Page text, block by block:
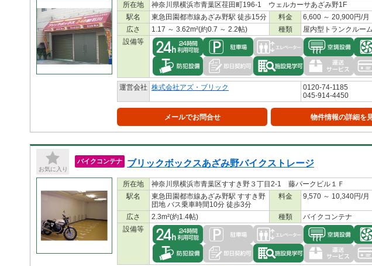
所在地
神奈川県横浜市青葉区荏田町196-1 ウェルカーサあざみ野1F
駅名
東急田園都市線あざみ野駅 徒歩15分 料金
6,600 ～ 20,900円/月
広さ
1.17 ～ 3.62m²(約0.7 ～ 2.2帖) 種類
屋内型トランクルーム
設備等
運営会社 株式会社アズ・ブリック
0120-74-1185
045-914-4450
メールでお問合せ 物件情報の詳細を
お気に入り
バイクコンテナ ブリックボックスあざみ野バイクストレージ
所在地
神奈川県横浜市青葉区すすき野３丁目2-1 藤パークビル１Ｆ
駅名
東急田園都市線あざみ野駅 すすき野
団地 バス乗車時間10分 徒歩3分
料金 9,570 ～ 10,340円/月
広さ 2.3m²(約1.4帖) 種類
バイクコンテナ
設備等